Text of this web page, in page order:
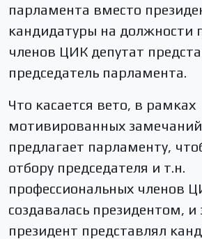
парламента вместо
кандидатуры на должности
членов ЦИК депутат
председатель парламента.
Что касается вето, в рамках
мотивированных
предлагает парламенту,
отбору председателя и т.н.
профессиональных членов
создавалась президентом, и
президент представлял